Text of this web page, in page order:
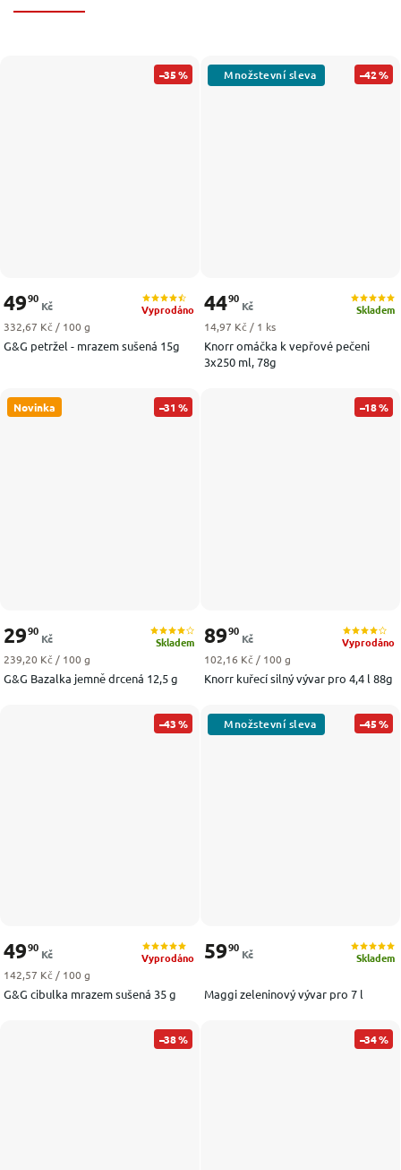
–35 %
G&G petržel - mrazem sušená 15g
Vyprodáno
4990
Kč
Měrná cena:
332,67 Kč / 100 g
–42 %
Knorr omáčka k vepřové pečeni
3x250 ml, 78g
Skladem
4490
Kč
Měrná cena:
14,97 Kč / 1 ks
Novinka –31 %
G&G Bazalka jemně drcená 12,5 g
Skladem
2990
Kč
Měrná cena:
239,20 Kč / 100 g
–18 %
Knorr kuřecí silný vývar pro 4,4 l 88g
Vyprodáno
8990
Kč
Měrná cena:
102,16 Kč / 100 g
–43 %
G&G cibulka mrazem sušená 35 g
Vyprodáno
4990
Kč
Měrná cena:
142,57 Kč / 100 g
–45 %
Maggi zeleninový vývar pro 7 l
Skladem
5990
Kč
–38 % –34 %